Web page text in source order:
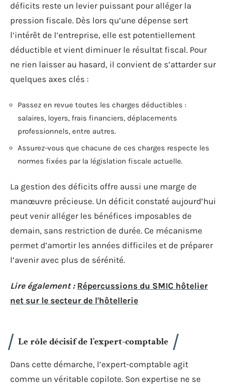
déficits reste un levier puissant pour alléger la
pression fiscale. Dès lors qu’une dépense sert
l’intérêt de l’entreprise, elle est potentiellement
déductible et vient diminuer le résultat fiscal. Pour
ne rien laisser au hasard, il convient de s’attarder sur
quelques axes clés :
Passez en revue toutes les charges déductibles :
salaires, loyers, frais financiers, déplacements
professionnels, entre autres.
Assurez-vous que chacune de ces charges respecte les
normes fixées par la législation fiscale actuelle.
La gestion des déficits offre aussi une marge de
manœuvre précieuse. Un déficit constaté aujourd’hui
peut venir alléger les bénéfices imposables de
demain, sans restriction de durée. Ce mécanisme
permet d’amortir les années difficiles et de préparer
l’avenir avec plus de sérénité.
Lire également : Répercussions du SMIC hôtelier
net sur le secteur de l'hôtellerie
Le rôle décisif de l’expert-comptable
Dans cette démarche, l’expert-comptable agit
comme un véritable copilote. Son expertise ne se